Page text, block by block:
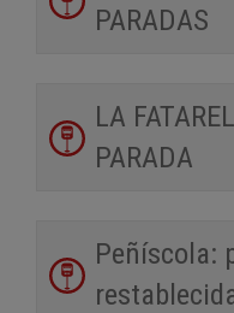
PARADAS
LA
PARADA
Peñíscola: